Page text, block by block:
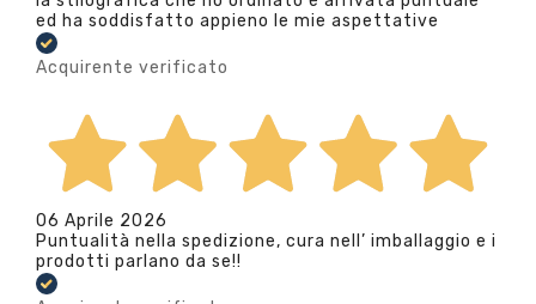
ed ha soddisfatto appieno le mie aspettative
Acquirente verificato
06 Aprile 2026
Puntualità nella spedizione, cura nell’ imballaggio e i
prodotti parlano da se!!